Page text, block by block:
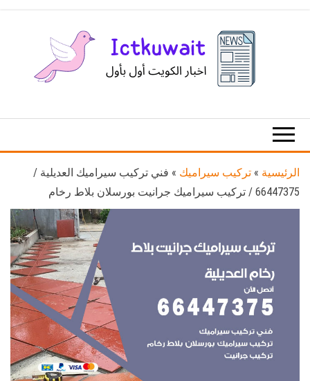
الكويت
الرئيسية » تركيب سيراميك » فني تركيب سيراميك العديلية /
66447375 / تركيب سيراميك جرانيت بورسلان بلاط رخام